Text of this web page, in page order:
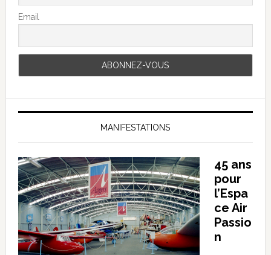
Email
MANIFESTATIONS
45 ans
pour
l’Espa
ce Air
Passio
n